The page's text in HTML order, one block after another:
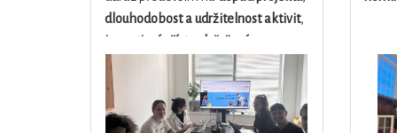
dlouhodobost a udržitelnost aktivit,
inovativní přístup k řešení
společenských výzev a osobní
angažovanost a iniciativu mladých
lidí.